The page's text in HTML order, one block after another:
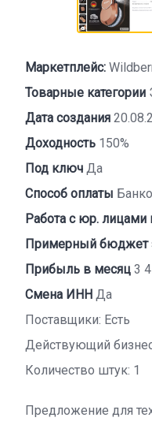
Маркетплейс:
Товарные категории
Дата создания
Доходность 150%
Под ключ Да
Способ оплаты
Работа с юр. лицами
Примерный бюджет
Прибыль в месяц 3
Смена ИНН Да
Поставщики: Есть
Действующий
Количество штук: 1
Предложение для